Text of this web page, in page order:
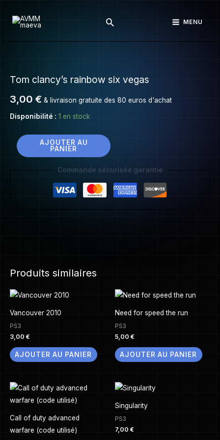
Rechercher MENU
Tom clancy’s rainbow six vegas
3,00 € & livraison gratuite des 80 euros d'achat
Disponibilité : 1 en stock
Tom
rainbow
six
AJOUTER AU
PANIER
Commande sécurisée garantie
Produits similaires
Vancouver 2010
PS3
3,00 €
AJOUTER AU PANIER
Need for speed the run
PS3
5,00 €
AJOUTER AU PANIER
Call of duty advanced
warfare (code utilisé)
Singularity
PS3
7,00 €
rainbow